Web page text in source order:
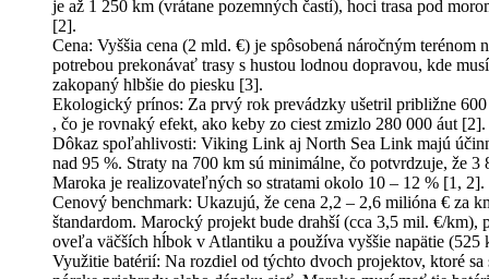
je až 1 250 km (vrátane pozemných častí), hoci trasa pod
[2].
Cena: Vyššia cena (2 mld. €) je spôsobená náročným terénom
potrebou prekonávať trasy s hustou lodnou dopravou, kde
zakopaný hlbšie do piesku [3].
Ekologický prínos: Za prvý rok prevádzky ušetril približne
, čo je rovnaký efekt, ako keby zo ciest zmizlo 280 000 áut [2].
Dôkaz spoľahlivosti: Viking Link aj North Sea Link majú
nad 95 %. Straty na 700 km sú minimálne, čo potvrdzuje, že 3
Maroka je realizovateľných so stratami okolo 10 – 12 % [1, 2].
Cenový benchmark: Ukazujú, že cena 2,2 – 2,6 milióna € za
štandardom. Marocký projekt bude drahší (cca 3,5 mil. €/km),
oveľa väčších hĺbok v Atlantiku a používa vyššie napätie
Využitie batérií: Na rozdiel od týchto dvoch projektov, ktoré sa